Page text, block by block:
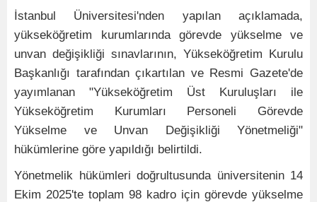
İstanbul Üniversitesi'nden yapılan açıklamada,
yükseköğretim kurumlarında görevde yükselme ve
unvan değişikliği sınavlarının, Yükseköğretim Kurulu
Başkanlığı tarafından çıkartılan ve Resmi Gazete'de
yayımlanan "Yükseköğretim Üst Kuruluşları ile
Yükseköğretim Kurumları Personeli Görevde
Yükselme ve Unvan Değişikliği Yönetmeliği"
hükümlerine göre yapıldığı belirtildi.
Yönetmelik hükümleri doğrultusunda üniversitenin 14
Ekim 2025'te toplam 98 kadro için görevde yükselme